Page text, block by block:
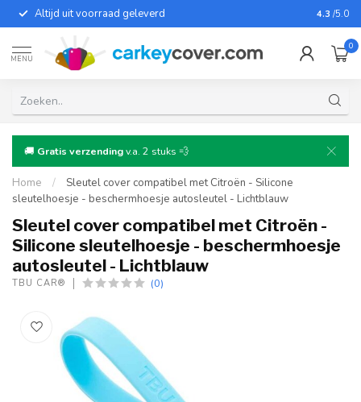
Altijd uit voorraad geleverd Voor
4.3 /5.0
MENU
0
🚚 Gratis verzendingv.a. 2 stuks 💨
Home /
Sleutel cover compatibel met Citroën - Silicone
sleutelhoesje - beschermhoesje autosleutel - Lichtblauw
Sleutel cover compatibel met Citroën -
Silicone sleutelhoesje - beschermhoesje
autosleutel - Lichtblauw
TBU CAR® (0)